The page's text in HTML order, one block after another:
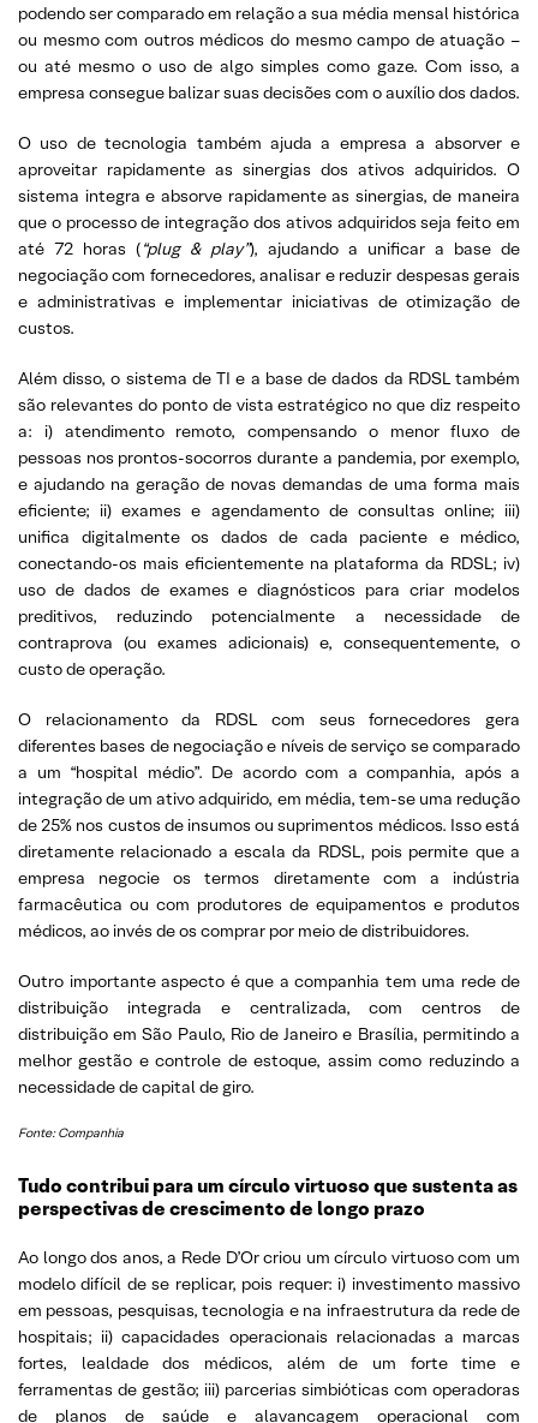
podendo ser comparado em relação a sua média mensal histórica
ou mesmo com outros médicos do mesmo campo de atuação –
ou até mesmo o uso de algo simples como gaze. Com isso, a
empresa consegue balizar suas decisões com o auxílio dos dados.
O uso de tecnologia também ajuda a empresa a absorver e
aproveitar rapidamente as sinergias dos ativos adquiridos. O
sistema integra e absorve rapidamente as sinergias, de maneira
que o processo de integração dos ativos adquiridos seja feito em
até 72 horas (“plug & play”), ajudando a unificar a base de
negociação com fornecedores, analisar e reduzir despesas gerais
e administrativas e implementar iniciativas de otimização de
custos.
Além disso, o sistema de TI e a base de dados da RDSL também
são relevantes do ponto de vista estratégico no que diz respeito
a: i) atendimento remoto, compensando o menor fluxo de
pessoas nos prontos-socorros durante a pandemia, por exemplo,
e ajudando na geração de novas demandas de uma forma mais
eficiente; ii) exames e agendamento de consultas online; iii)
unifica digitalmente os dados de cada paciente e médico,
conectando-os mais eficientemente na plataforma da RDSL; iv)
uso de dados de exames e diagnósticos para criar modelos
preditivos, reduzindo potencialmente a necessidade de
contraprova (ou exames adicionais) e, consequentemente, o
custo de operação.
O relacionamento da RDSL com seus fornecedores gera
diferentes bases de negociação e níveis de serviço se comparado
a um “hospital médio”. De acordo com a companhia, após a
integração de um ativo adquirido, em média, tem-se uma redução
de 25% nos custos de insumos ou suprimentos médicos. Isso está
diretamente relacionado a escala da RDSL, pois permite que a
empresa negocie os termos diretamente com a indústria
farmacêutica ou com produtores de equipamentos e produtos
médicos, ao invés de os comprar por meio de distribuidores.
Outro importante aspecto é que a companhia tem uma rede de
distribuição integrada e centralizada, com centros de
distribuição em São Paulo, Rio de Janeiro e Brasília, permitindo a
melhor gestão e controle de estoque, assim como reduzindo a
necessidade de capital de giro.
Fonte: Companhia
Tudo contribui para um círculo virtuoso que sustenta as
perspectivas de crescimento de longo prazo
Ao longo dos anos, a Rede D’Or criou um círculo virtuoso com um
modelo difícil de se replicar, pois requer: i) investimento massivo
em pessoas, pesquisas, tecnologia e na infraestrutura da rede de
hospitais; ii) capacidades operacionais relacionadas a marcas
fortes, lealdade dos médicos, além de um forte time e
ferramentas de gestão; iii) parcerias simbióticas com operadoras
de planos de saúde e alavancagem operacional com